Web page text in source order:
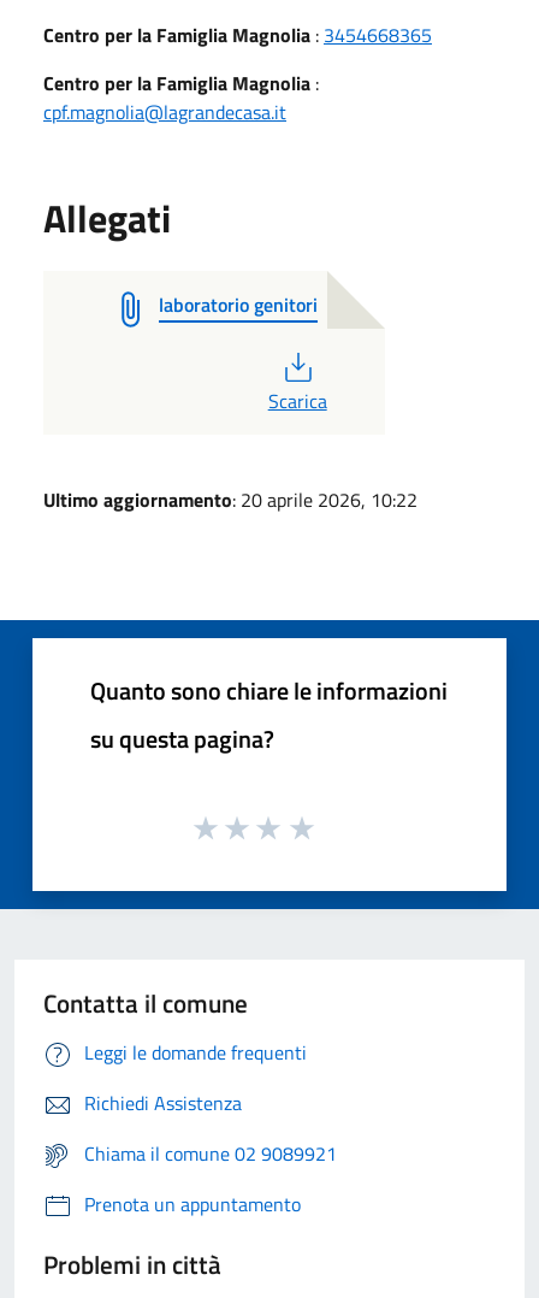
Centro per la Famiglia Magnolia : 3454668365
Centro per la Famiglia Magnolia :
cpf.magnolia@lagrandecasa.it
Allegati
laboratorio genitori
Scarica
Ultimo aggiornamento: 20 aprile 2026, 10:22
Quanto sono chiare le informazioni
su questa pagina?
Contatta il comune
Leggi le domande frequenti
Richiedi Assistenza
Chiama il comune 02 9089921
Prenota un appuntamento
Problemi in città